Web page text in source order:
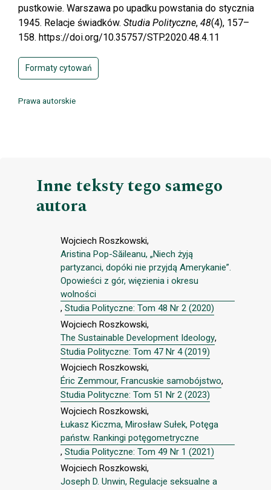
pustkowie. Warszawa po upadku powstania do stycznia
1945. Relacje świadków. Studia Polityczne, 48(4), 157–
158. https://doi.org/10.35757/STP.2020.48.4.11
Formaty cytowań
Prawa autorskie
Inne teksty tego samego
autora
Wojciech Roszkowski,
Aristina Pop-Săileanu, „Niech żyją
partyzanci, dopóki nie przyjdą Amerykanie”.
Opowieści z gór, więzienia i okresu
wolności
, Studia Polityczne: Tom 48 Nr 2 (2020)
Wojciech Roszkowski,
The Sustainable Development Ideology,
Studia Polityczne: Tom 47 Nr 4 (2019)
Wojciech Roszkowski,
Éric Zemmour, Francuskie samobójstwo,
Studia Polityczne: Tom 51 Nr 2 (2023)
Wojciech Roszkowski,
Łukasz Kiczma, Mirosław Sułek, Potęga
państw. Rankingi potęgometryczne
, Studia Polityczne: Tom 49 Nr 1 (2021)
Wojciech Roszkowski,
Joseph D. Unwin, Regulacje seksualne a